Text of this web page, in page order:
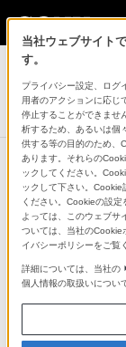
デジタル一眼カ
デジタル一眼カメラ
α7S
Portrait ～雨の日の
住誠一
Firefly ～微かな光
by加藤
当社ウェブサイト
す。
プライバシー設定、ログ
用者のアクションに応じ
停止することができませ
析するため、あるいは個
供する等の目的のため、
あります。それらの
ックしてください。
ックして下さい。
ください。Cookieの設
よっては、このウェブサ
ついては、当社のCookie
イバシーポリシーをご覧
詳細については、当社の
個人情報の取扱いについ